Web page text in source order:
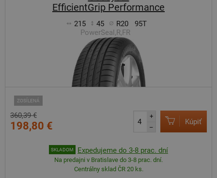
EfficientGrip Performance
215 45 R20
95T
PowerSeal,R,FR
ZOSÍLENÁ
360,39 €
198,80 €
+
–
Kúpiť
SKLADOM Expedujeme do 3-8 prac. dní
Na predajni v Bratislave do 3-8 prac. dní.
Centrálny sklad ČR 20 ks.